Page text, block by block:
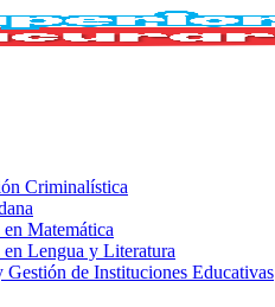
Criminalística
Matemática
Lengua y Literatura
de Instituciones Educativas